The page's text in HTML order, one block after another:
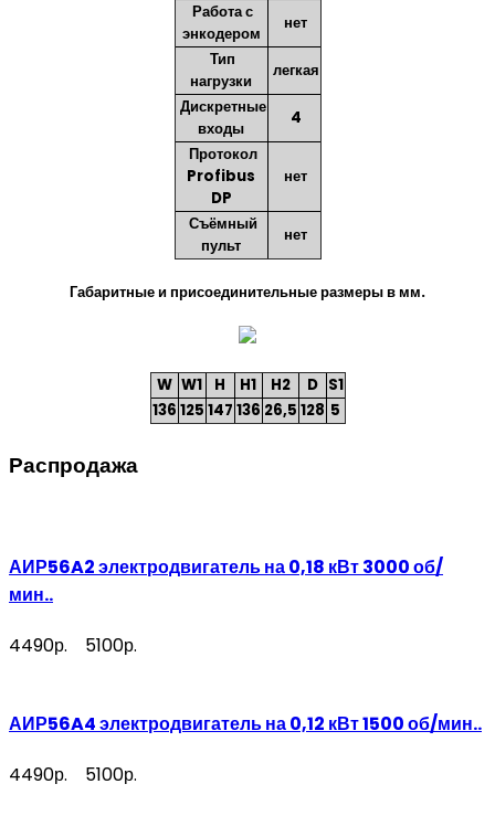
Работа с
энкодером
нет
Тип
нагрузки
легкая
Дискретные
входы
4
Протокол
Profibus
DP
нет
Съёмный
пульт
нет
Габаритные и присоединительные размеры в мм.
W W1 H H1 H2 D S1
136 125 147 136 26,5 128 5
Распродажа
АИР56A2 электродвигатель на 0,18 кВт 3000 об/
мин..
4490р. 5100р.
АИР56A4 электродвигатель на 0,12 кВт 1500 об/мин..
4490р. 5100р.